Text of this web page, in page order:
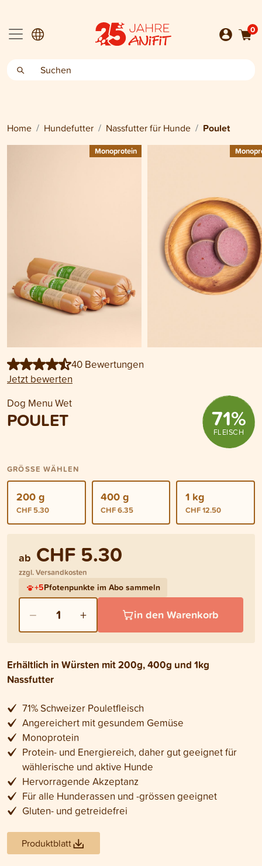
0
Home Hundefutter Nassfutter für Hunde Poulet
Monoprotein
40 Bewertungen
Jetzt bewerten
Dog Menu Wet
POULET 71%
FLEISCH
GRÖSSE WÄHLEN
200 g
CHF 5.30
400 g
CHF 6.35
1 kg
CHF 12.50
ab CHF 5.30
zzgl. Versandkosten
+5Pfotenpunkte im Abo sammeln
− 1 + in den Warenkorb
Erhältlich in Würsten mit 200g, 400g und 1kg
Nassfutter
71% Schweizer Pouletfleisch
Angereichert mit gesundem Gemüse
Monoprotein
Protein- und Energiereich, daher gut geeignet für
wählerische und aktive Hunde
Hervorragende Akzeptanz
Für alle Hunderassen und -grössen geeignet
Gluten- und getreidefrei
Produktblatt